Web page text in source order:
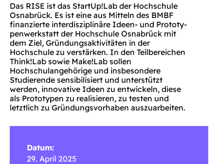
Das RISE ist das StartUp!Lab der Hochschule
Osnabrück. Es ist eine aus Mitteln des BMBF
finanzierte interdisziplinäre Ideen- und Prototy-
penwerkstatt der Hochschule Osnabrück mit
dem Ziel, Gründungsaktivitäten in der
Hochschule zu verstärken. In den Teilbereichen
Think!Lab sowie Make!Lab sollen
Hochschulangehörige und insbesondere
Studierende sensibilisiert und unterstützt
werden, innovative Ideen zu entwickeln, diese
als Prototypen zu realisieren, zu testen und
letztlich zu Gründungsvorhaben auszuarbeiten.
Datum:
29. April 2025